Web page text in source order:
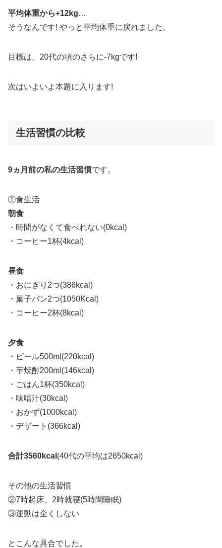
平均体重から+12kg…
そうなんです! やっと平均体重に戻れました。
目標は、20代の頃のさらに-7kgです!
次はいよいよ本題に入ります!
生活習慣の比較
9ヵ月前の私の生活習慣です。
①食生活
朝食
・時間がなくて食べれない(0kcal)
・コーヒー1杯(4kcal)
昼食
・おにぎり2つ(386kcal)
・菓子パン2つ(1050Kcal)
・コーヒー2杯(8kcal)
夕食
・ビール500ml(220kcal)
・芋焼酎200ml(146kcal)
・ごはん1杯(350kcal)
・味噌汁(30kcal)
・おかず(1000kcal)
・デザート(366kcal)
合計3560kcal (40代の平均は2650kcal)
その他の生活習慣
②7時起床、2時就寝(5時間睡眠)
③運動は全くしない
とこんな具合でした。